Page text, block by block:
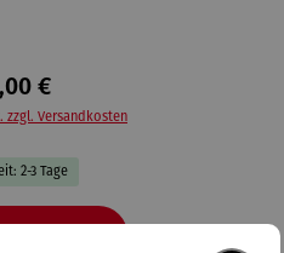
€
zzgl. Versandkosten
2-3 Tage